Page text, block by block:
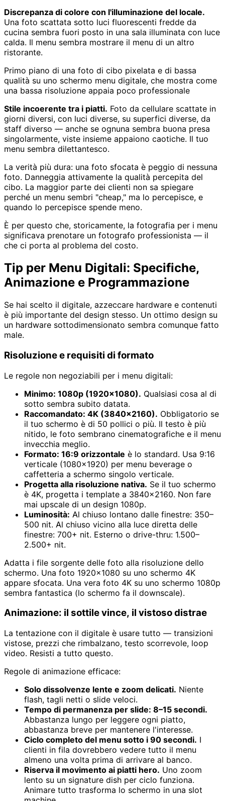
Discrepanza di colore con l'illuminazione del locale.
Una foto scattata sotto luci fluorescenti fredde da
cucina sembra fuori posto in una sala illuminata con luce
calda. Il menu sembra mostrare il menu di un altro
ristorante.
Primo piano di una foto di cibo pixelata e di bassa
qualità su uno schermo menu digitale, che mostra come
una bassa risoluzione appaia poco professionale
Stile incoerente tra i piatti. Foto da cellulare scattate in
giorni diversi, con luci diverse, su superfici diverse, da
staff diverso — anche se ognuna sembra buona presa
singolarmente, viste insieme appaiono caotiche. Il tuo
menu sembra dilettantesco.
La verità più dura: una foto sfocata è peggio di nessuna
foto. Danneggia attivamente la qualità percepita del
cibo. La maggior parte dei clienti non sa spiegare
perché un menu sembri "cheap," ma lo percepisce, e
quando lo percepisce spende meno.
È per questo che, storicamente, la fotografia per i menu
significava prenotare un fotografo professionista — il
che ci porta al problema del costo.
Tip per Menu Digitali: Specifiche,
Animazione e Programmazione
Se hai scelto il digitale, azzeccare hardware e contenuti
è più importante del design stesso. Un ottimo design su
un hardware sottodimensionato sembra comunque fatto
male.
Risoluzione e requisiti di formato
Le regole non negoziabili per i menu digitali:
Minimo: 1080p (1920×1080). Qualsiasi cosa al di
sotto sembra subito datata.
Raccomandato: 4K (3840×2160). Obbligatorio se
il tuo schermo è di 50 pollici o più. Il testo è più
nitido, le foto sembrano cinematografiche e il menu
invecchia meglio.
Formato: 16:9 orizzontale è lo standard. Usa 9:16
verticale (1080×1920) per menu beverage o
caffetteria a schermo singolo verticale.
Progetta alla risoluzione nativa. Se il tuo schermo
è 4K, progetta i template a 3840×2160. Non fare
mai upscale di un design 1080p.
Luminosità: Al chiuso lontano dalle finestre: 350–
500 nit. Al chiuso vicino alla luce diretta delle
finestre: 700+ nit. Esterno o drive-thru: 1.500–
2.500+ nit.
Adatta i file sorgente delle foto alla risoluzione dello
schermo. Una foto 1920×1080 su uno schermo 4K
appare sfocata. Una vera foto 4K su uno schermo 1080p
sembra fantastica (lo schermo fa il downscale).
Animazione: il sottile vince, il vistoso distrae
La tentazione con il digitale è usare tutto — transizioni
vistose, prezzi che rimbalzano, testo scorrevole, loop
video. Resisti a tutto questo.
Regole di animazione efficace:
Solo dissolvenze lente e zoom delicati. Niente
flash, tagli netti o slide veloci.
Tempo di permanenza per slide: 8–15 secondi.
Abbastanza lungo per leggere ogni piatto,
abbastanza breve per mantenere l'interesse.
Ciclo completo del menu sotto i 90 secondi. I
clienti in fila dovrebbero vedere tutto il menu
almeno una volta prima di arrivare al banco.
Riserva il movimento ai piatti hero. Uno zoom
lento su un signature dish per ciclo funziona.
Animare tutto trasforma lo schermo in una slot